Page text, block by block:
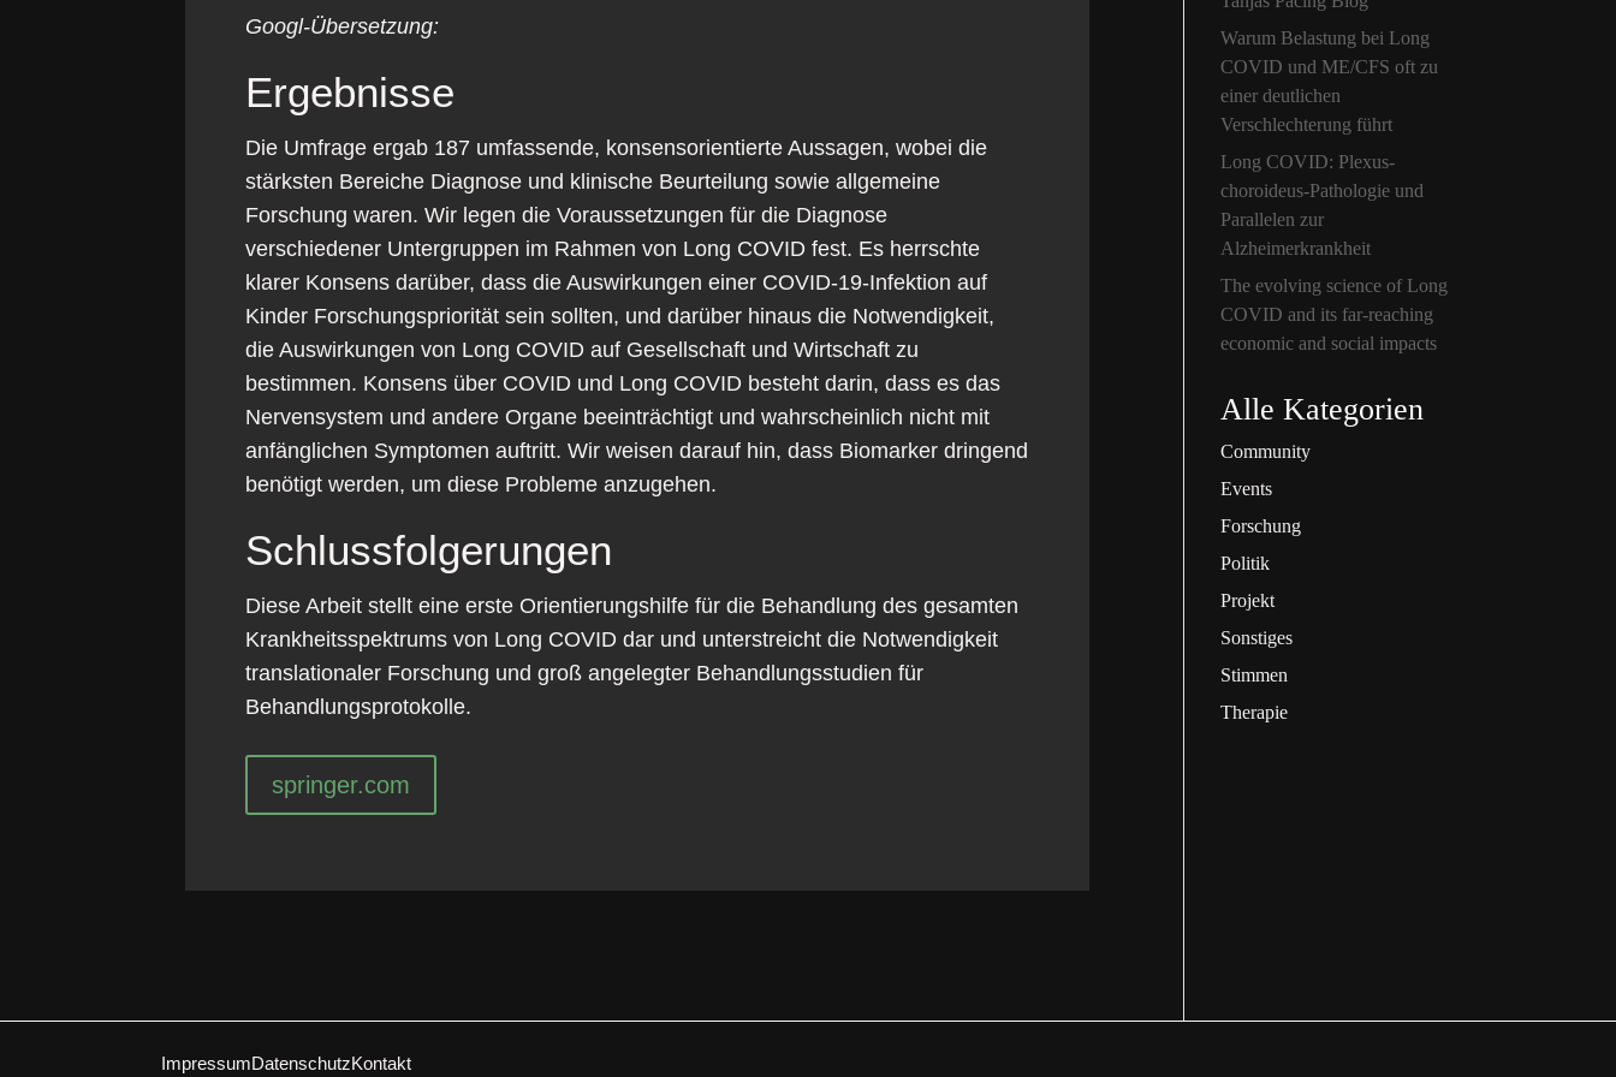
Googl-Übersetzung:
Ergebnisse
Die Umfrage ergab 187 umfassende, konsensorientierte Aussagen, wobei die
stärksten Bereiche Diagnose und klinische Beurteilung sowie allgemeine
Forschung waren. Wir legen die Voraussetzungen für die Diagnose
verschiedener Untergruppen im Rahmen von Long COVID fest. Es herrschte
klarer Konsens darüber, dass die Auswirkungen einer COVID-19-Infektion auf
Kinder Forschungspriorität sein sollten, und darüber hinaus die Notwendigkeit,
die Auswirkungen von Long COVID auf Gesellschaft und Wirtschaft zu
bestimmen. Konsens über COVID und Long COVID besteht darin, dass es das
Nervensystem und andere Organe beeinträchtigt und wahrscheinlich nicht mit
anfänglichen Symptomen auftritt. Wir weisen darauf hin, dass Biomarker dringend
benötigt werden, um diese Probleme anzugehen.
Schlussfolgerungen
Diese Arbeit stellt eine erste Orientierungshilfe für die Behandlung des gesamten
Krankheitsspektrums von Long COVID dar und unterstreicht die Notwendigkeit
translationaler Forschung und groß angelegter Behandlungsstudien für
Behandlungsprotokolle.
springer.com
Warum Belastung bei Long
COVID und ME/CFS oft zu
einer deutlichen
Verschlechterung führt
Long COVID: Plexus-
choroideus-Pathologie und
Parallelen zur
Alzheimerkrankheit
The evolving science of Long
COVID and its far-reaching
economic and social impacts
Alle Kategorien
Community
Events
Forschung
Politik
Projekt
Sonstiges
Stimmen
Therapie
ImpressumDatenschutzKontakt